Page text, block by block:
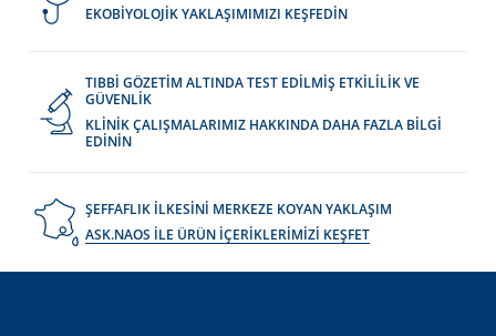
EKOBİYOLOJİK YAKLAŞIMIMIZI KEŞFEDİN
TIBBİ GÖZETİM ALTINDA TEST EDİLMİŞ ETKİLİLİK VE
GÜVENLİK
KLİNİK ÇALIŞMALARIMIZ HAKKINDA DAHA FAZLA BİLGİ
EDİNİN
ŞEFFAFLIK İLKESİNİ MERKEZE KOYAN YAKLAŞIM
ASK.NAOS İLE ÜRÜN İÇERİKLERİMİZİ KEŞFET